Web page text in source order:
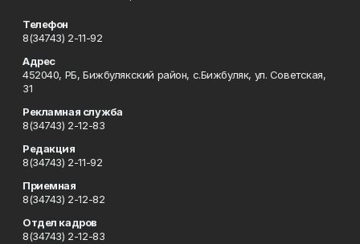
Телефон
8(34743) 2-11-92
Адрес
452040, РБ, Бижбулякский район, с.Бижбуляк, ул. Советская,
31
Рекламная служба
8(34743) 2-12-83
Редакция
8(34743) 2-11-92
Приемная
8(34743) 2-12-82
Отдел кадров
8(34743) 2-12-83